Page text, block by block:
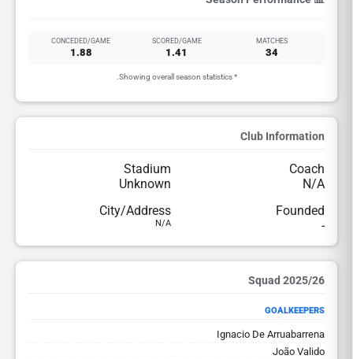
MATCHES
34
SCORED/GAME
1.41
CONCEDED/GAME
1.88
* Showing overall season statistics.
Club Information
Coach
N/A
Stadium
Unknown
Founded
-
City/Address
N/A
2025/26 Squad
GOALKEEPERS
Ignacio De Arruabarrena
João Valido